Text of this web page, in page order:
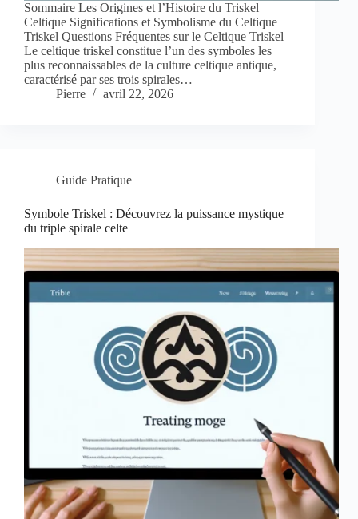
Sommaire Les Origines et l’Histoire du Triskel
Celtique Significations et Symbolisme du Celtique
Triskel Questions Fréquentes sur le Celtique Triskel
Le celtique triskel constitue l’un des symboles les
plus reconnaissables de la culture celtique antique,
caractérisé par ses trois spirales…
Pierre
avril 22, 2026
Guide Pratique
Symbole Triskel : Découvrez la puissance mystique
du triple spirale celte